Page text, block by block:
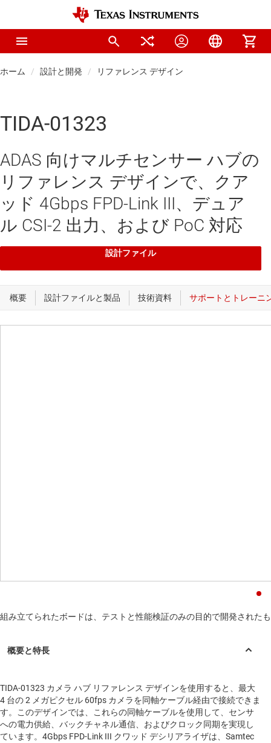
ホーム 設計と開発 リファレンス デザイン
TIDA-01323
ADAS 向けマルチセンサー ハブの
リファレンス デザインで、クア
ッド 4Gbps FPD-Link III、デュア
ル CSI-2 出力、および PoC 対応
設計ファイル
TIDA-01323 カメラ ハブ リファレンス デザインを使用すると、最大
4 台の 2 メガピクセル 60fps カメラを同軸ケーブル経由で接続できま
す。このデザインでは、これらの同軸ケーブルを使用して、センサ
への電力供給、バックチャネル通信、およびクロック同期を実現し
ています。4Gbps FPD-Link III クワッド デシリアライザは、Samtec
組み立てられたボードは、テストと性能検証のみの目的で開発された